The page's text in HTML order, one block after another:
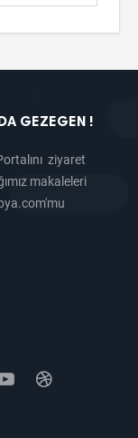
GEZEGEN !
ziyaret
makaleleri